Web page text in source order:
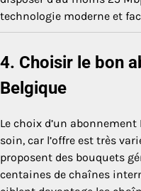
technologie moderne et
4. Choisir le bon
Belgique
Le choix d’un
soin, car l’offre est très
proposent des bouquets
centaines de chaînes